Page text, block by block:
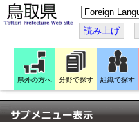
こ
の
ペ
ー
ジ
翻
訳
す
る
読み上げ
県外の方へ 分野で探す 組織で探す